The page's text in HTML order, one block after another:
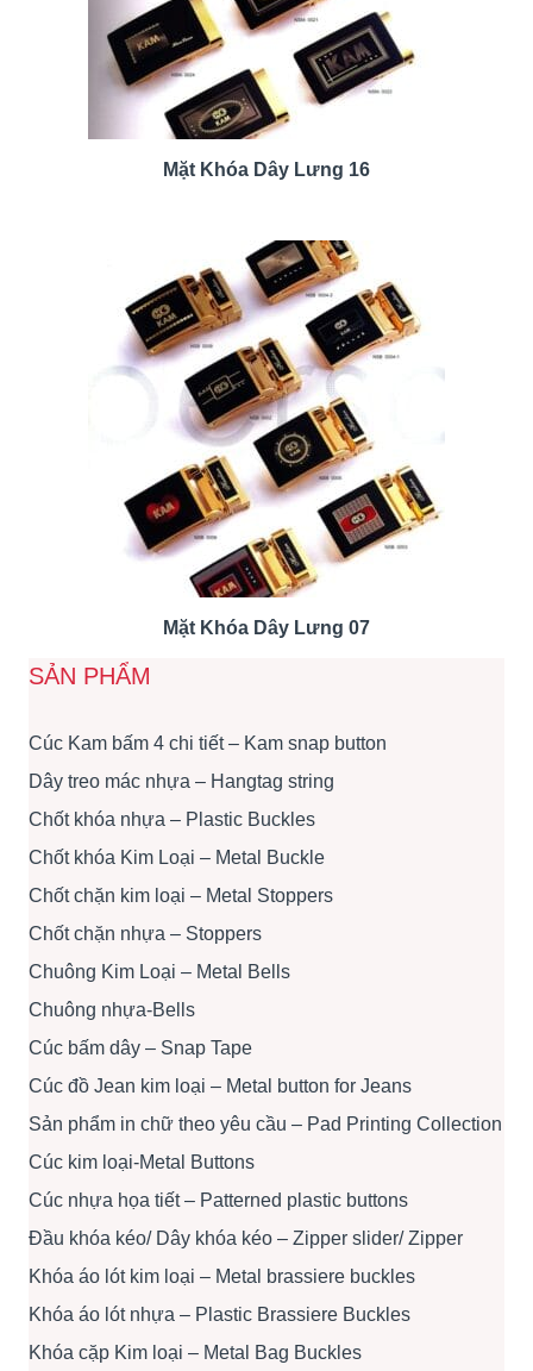
Mặt Khóa Dây Lưng 16
Mặt Khóa Dây Lưng 07
SẢN PHẨM
Cúc Kam bấm 4 chi tiết – Kam snap button
Dây treo mác nhựa – Hangtag string
Chốt khóa nhựa – Plastic Buckles
Chốt khóa Kim Loại – Metal Buckle
Chốt chặn kim loại – Metal Stoppers
Chốt chặn nhựa – Stoppers
Chuông Kim Loại – Metal Bells
Chuông nhựa-Bells
Cúc bấm dây – Snap Tape
Cúc đồ Jean kim loại – Metal button for Jeans
Sản phẩm in chữ theo yêu cầu – Pad Printing Collection
Cúc kim loại-Metal Buttons
Cúc nhựa họa tiết – Patterned plastic buttons
Đầu khóa kéo/ Dây khóa kéo – Zipper slider/ Zipper
Khóa áo lót kim loại – Metal brassiere buckles
Khóa áo lót nhựa – Plastic Brassiere Buckles
Khóa cặp Kim loại – Metal Bag Buckles